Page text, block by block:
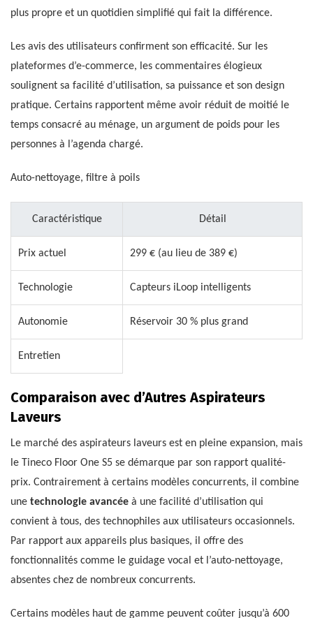
plus propre et un quotidien simplifié qui fait la différence.
Les avis des utilisateurs confirment son efficacité. Sur les
plateformes d’e-commerce, les commentaires élogieux
soulignent sa facilité d’utilisation, sa puissance et son design
pratique. Certains rapportent même avoir réduit de moitié le
temps consacré au ménage, un argument de poids pour les
personnes à l’agenda chargé.
Auto-nettoyage, filtre à poils
Caractéristique Détail
Prix actuel 299 € (au lieu de 389 €)
Technologie Capteurs iLoop intelligents
Autonomie Réservoir 30 % plus grand
Entretien
Comparaison avec d’Autres Aspirateurs
Laveurs
Le marché des aspirateurs laveurs est en pleine expansion, mais
le Tineco Floor One S5 se démarque par son rapport qualité-
prix. Contrairement à certains modèles concurrents, il combine
une technologie avancée à une facilité d’utilisation qui
convient à tous, des technophiles aux utilisateurs occasionnels.
Par rapport aux appareils plus basiques, il offre des
fonctionnalités comme le guidage vocal et l’auto-nettoyage,
absentes chez de nombreux concurrents.
Certains modèles haut de gamme peuvent coûter jusqu’à 600